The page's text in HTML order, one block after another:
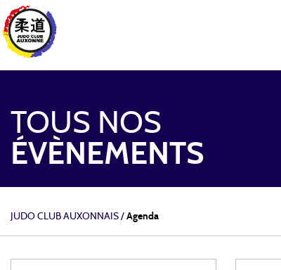
TOUS NOS
ÉVÈNEMENTS
JUDO CLUB AUXONNAIS / Agenda